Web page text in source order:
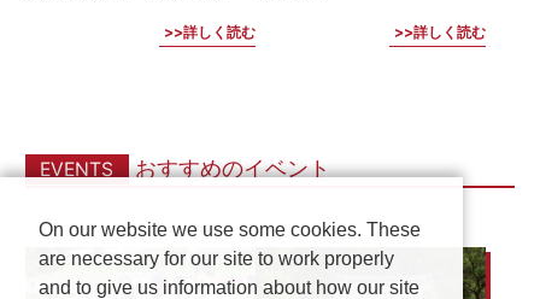
詳しく読む 詳しく読む
EVENTS おすすめのイベント
On our website we use some cookies. These
are necessary for our site to work properly
and to give us information about how our site